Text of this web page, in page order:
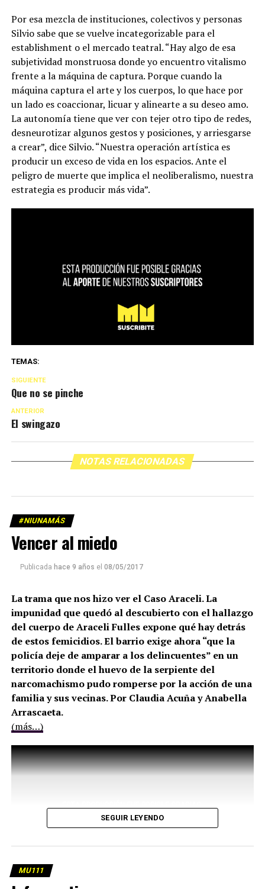
Por esa mezcla de instituciones, colectivos y personas
Silvio sabe que se vuelve incategorizable para el
establishment o el mercado teatral. “Hay algo de esa
subjetividad monstruosa donde yo encuentro vitalismo
frente a la máquina de captura. Porque cuando la
máquina captura el arte y los cuerpos, lo que hace por
un lado es coaccionar, licuar y alinearte a su deseo amo.
La autonomía tiene que ver con tejer otro tipo de redes,
desneurotizar algunos gestos y posiciones, y arriesgarse
a crear”, dice Silvio. “Nuestra operación artística es
producir un exceso de vida en los espacios. Ante el
peligro de muerte que implica el neoliberalismo, nuestra
estrategia es producir más vida”.
TEMAS:
SIGUIENTE
Que no se pinche
ANTERIOR
El swingazo
NOTAS RELACIONADAS
#NIUNAMÁS
Vencer al miedo
Publicada hace 9 años el 08/05/2017
La trama que nos hizo ver el Caso Araceli. La
impunidad que quedó al descubierto con el hallazgo
del cuerpo de Araceli Fulles expone qué hay detrás
de estos femicidios. El barrio exige ahora “que la
policía deje de amparar a los delincuentes” en un
territorio donde el huevo de la serpiente del
narcomachismo pudo romperse por la acción de una
familia y sus vecinas. Por Claudia Acuña y Anabella
Arrascaeta.
(más…)
SEGUIR LEYENDO
MU111